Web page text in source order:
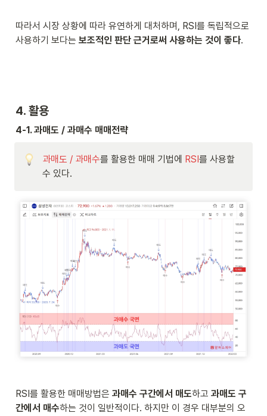
따라서 시장 상황에 따라 유연하게 대처하며, RSI를 독립적으로
사용하기 보다는 보조적인 판단 근거로써 사용하는 것이 좋다.
4. 활용
4-1. 과매도 / 과매수 매매전략
과매도 / 과매수를 활용한 매매 기법에 RSI 를 사용할
수 있다.
RSI를 활용한 매매방법은 과매수 구간에서 매도하고 과매도 구
간에서 매수하는 것이 일반적이다. 하지만 이 경우 대부분의 오